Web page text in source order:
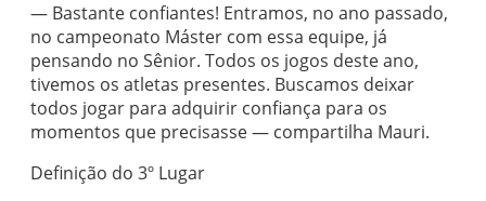
— Bastante confiantes! Entramos, no ano passado,
no campeonato Máster com essa equipe, já
pensando no Sênior. Todos os jogos deste ano,
tivemos os atletas presentes. Buscamos deixar
todos jogar para adquirir confiança para os
momentos que precisasse — compartilha Mauri.
Definição do 3º Lugar